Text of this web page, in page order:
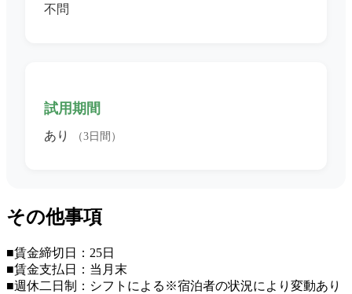
不問
試用期間
あり （3日間）
その他事項
■賃金締切日：25日
■賃金支払日：当月末
■週休二日制：シフトによる※宿泊者の状況により変動あり